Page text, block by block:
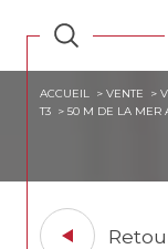
ACCUEIL VENTE
T3
50 M DE LA MER